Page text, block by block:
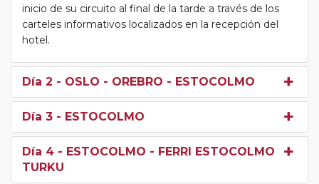
inicio de su circuito al final de la tarde a través de los
carteles informativos localizados en la recepción del
hotel.
Día 2 - OSLO - OREBRO - ESTOCOLMO
Día 3 - ESTOCOLMO
Día 4 - ESTOCOLMO - FERRI ESTOCOLMO
TURKU